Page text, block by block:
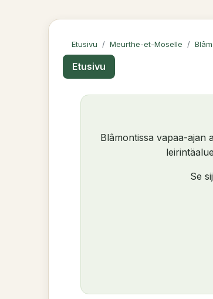
Etusivu Meurthe-et-Moselle
Etusivu
Blâmontissa vapaa-ajan
Se